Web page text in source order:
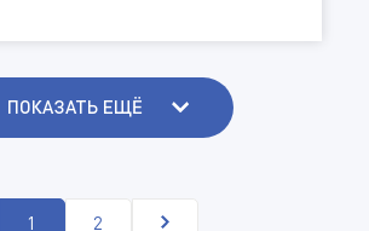
ПОКАЗАТЬ ЕЩЁ
1 2